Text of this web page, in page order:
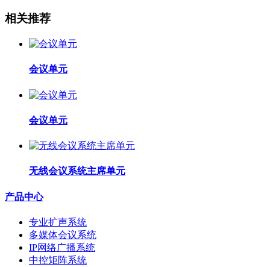
相关推荐
会议单元
会议单元
无线会议系统主席单元
产品中心
专业扩声系统
多媒体会议系统
IP网络广播系统
中控矩阵系统